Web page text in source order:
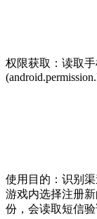
权限获取：读取
使用目的：识别
游戏内选择注册
份，会读取短信